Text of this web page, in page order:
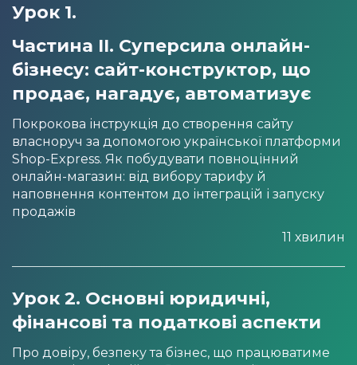
Урок 1.
Частина ІІ. Суперсила онлайн-
бізнесу: сайт-конструктор, що
продає, нагадує, автоматизує
Покрокова інструкція до створення сайту
власноруч за допомогою української платформи
Shop-Express. Як побудувати повноцінний
онлайн-магазин: від вибору тарифу й
наповнення контентом до інтеграцій і запуску
продажів
11 хвилин
Урок 2. Основні юридичні,
фінансові та податкові аспекти
Про довіру, безпеку та бізнес, що працюватиме